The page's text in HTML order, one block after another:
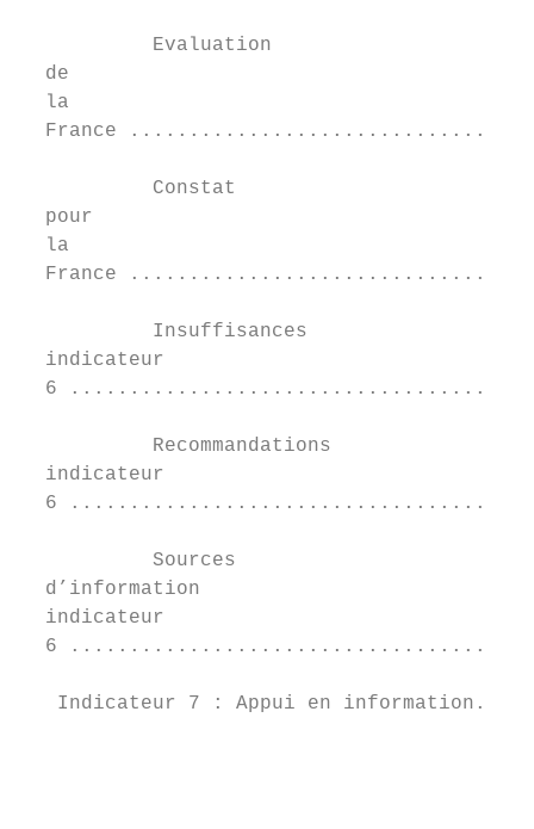
           Evaluation
de
la
France
           Constat
pour
la
France
           Insuffisances
indicateur
6
           Recommandations
indicateur
6
           Sources
d’information
indicateur
6
Indicateur 7 : Appui en